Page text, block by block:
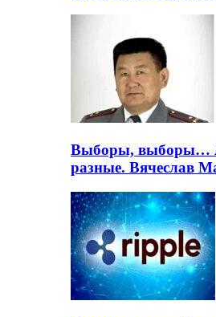
Выборы, выборы…
разные. Вячеслав